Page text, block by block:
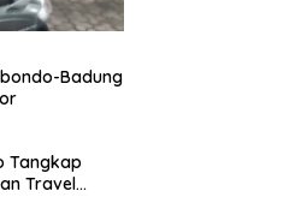
Badung
Tangkap
Travel